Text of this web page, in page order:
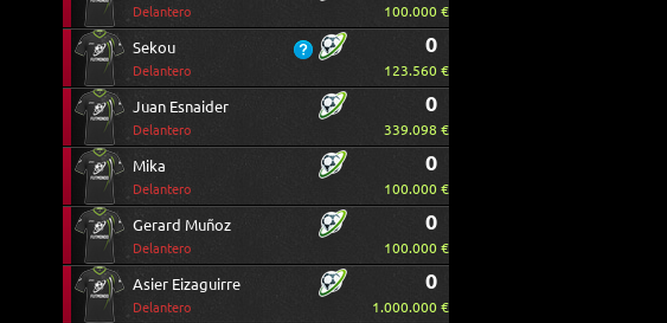
Delantero 100.000 €
Sekou
Delantero
0
123.560 €
Juan Esnaider
Delantero
0
339.098 €
Mika
Delantero
0
100.000 €
Gerard Muñoz
Delantero
0
100.000 €
Asier Eizaguirre
Delantero
0
1.000.000 €